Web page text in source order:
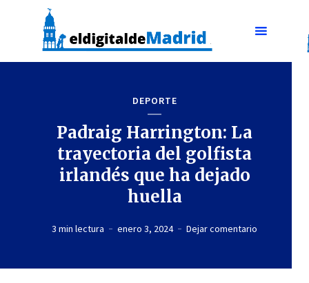
DEPORTE
Padraig Harrington: La
trayectoria del golfista
irlandés que ha dejado
huella
3 min lectura enero 3, 2024 Dejar comentario